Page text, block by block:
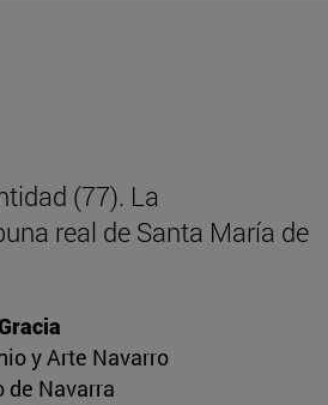
(77). La
real de Santa María de
y Arte Navarro
de Navarra